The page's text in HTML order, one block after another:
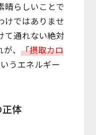
晴らしいことで
けではありませ
て通れない絶対
、 「摂取カロ
うエネルギー
正体